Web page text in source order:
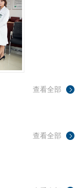
查看全部
查看全部